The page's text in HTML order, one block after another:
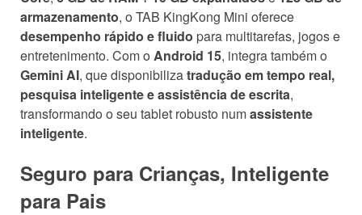
armazenamento, o TAB KingKong Mini oferece
desempenho rápido e fluido para multitarefas, jogos e
entretenimento. Com o Android 15, integra também o
Gemini AI, que disponibilizatradução em tempo real,
pesquisa inteligente e assistência de escrita,
transformando o seu tablet robusto numassistente
inteligente.
Seguro para Crianças, Inteligente
para Pais